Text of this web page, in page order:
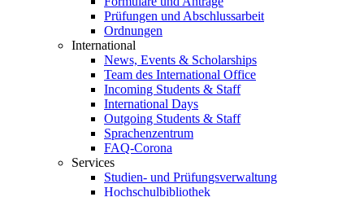
Prüfungen und Abschlussarbeit
Ordnungen
International
News, Events & Scholarships
Team des International Office
Incoming Students & Staff
International Days
Outgoing Students & Staff
Sprachenzentrum
FAQ-Corona
Services
Studien- und Prüfungsverwaltung
Hochschulbibliothek